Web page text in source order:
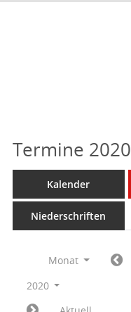
Termine 2020
Kalender
Niederschriften
Monat
2020